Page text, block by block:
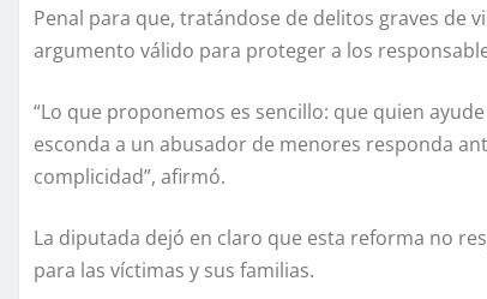
Penal para que, tratándose de delitos graves de
argumento válido para proteger a los
“Lo que proponemos es sencillo: que quien
esconda a un abusador de menores responda
complicidad”, afirmó.
La diputada dejó en claro que esta reforma no
para las víctimas y sus familias.